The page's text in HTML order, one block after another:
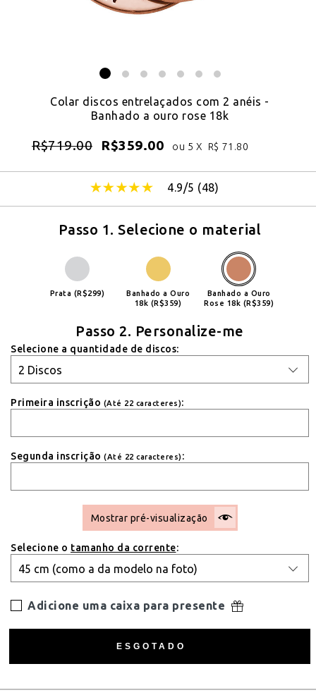
Colar discos entrelaçados com 2 anéis -
Banhado a ouro rose 18k
R$719.00 R$359.00 ou 5 X R$ 71.80
4.9/5 (48)
Passo 1. Selecione o material
Prata (R$299)
Banhado a Ouro
18k (R$359)
Banhado a Ouro
Rose 18k (R$359)
Passo 2. Personalize-me
Selecione a quantidade de discos:
Primeira inscrição (Até 22 caracteres):
Segunda inscrição (Até 22 caracteres) :
Mostrar pré-visualização
Selecione o tamanho da corrente:
Adicione uma caixa para presente